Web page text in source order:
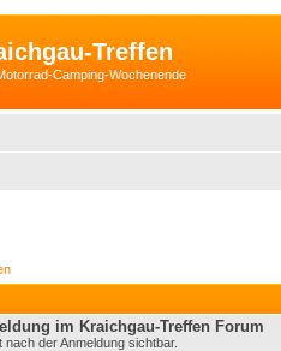
Treffen
Camping-Wochenende
im Kraichgau-Treffen Forum
der Anmeldung sichtbar.